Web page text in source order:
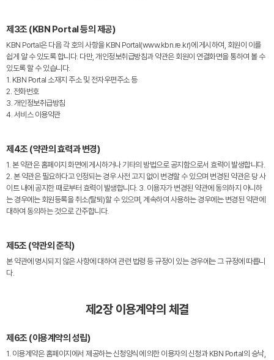
제3조 (KBN Portal 등의 제공)
KBN Portal은 다음 각 호의 사항을 KBN Portal(www.kbn.re.kr)에 게시하여, 회원이 이를
쉽게 알 수 있도록 합니다. 다만, 개인정보취급방침과 약관은 회원이 연결화면을 통하여 볼 수
있도록 할 수 있습니다.
1. KBN Portal 소재지 주소 및 전자우편주소 등
2. 전화번호
3. 개인정보취급방침
4. 서비스 이용약관
제4조 (약관의 효력과 변경)
1. 본 약관은 홈페이지 화면에 게시하거나 기타의 방법으로 공지함으로서 효력이 발생합니다.
2. 본 약관은 필요하다고 인정되는 경우 사전 고지 없이 변경할 수 있으며 변경된 약관은 당 사
이트 내에 공지한 때로부터 효력이 발생합니다. 3. 이용자가 변경된 약관에 동의하지 아니하
는 경우에는 회원등록을 취소(탈퇴)할 수 있으며, 계속하여 사용하는 경우에는 변경된 약관에
대하여 동의하는 것으로 간주합니다.
제5조 (약관외 준칙)
본 약관에 명시되지 않은 사항에 대하여 관련 법령 등 규정이 있는 경우에는 그 규정에 따릅니
다.
제2장 이용계약의 체결
제6조 (이용계약의 성립)
1. 이용계약은 홈페이지에서 제공하는 신청양식에 의한 이용자의 신청과 KBN Portal의 승낙,